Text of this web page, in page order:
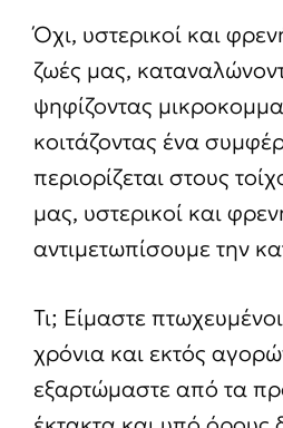
Όχι, υστερικοί και
ζωές μας,
ψηφίζοντας
κοιτάζοντας ένα
περιορίζεται στους
μας, υστερικοί και
αντιμετωπίσουμε την
Τι; Είμαστε
χρόνια και εκτός
εξαρτώμαστε από τα